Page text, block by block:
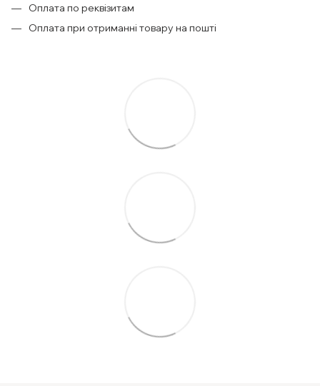
Оплата по реквізитам
Оплата при отриманні товару на пошті